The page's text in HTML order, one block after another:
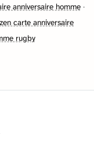
anniversaire homme·
carte anniversaire
rugby